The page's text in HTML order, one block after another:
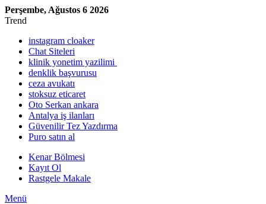
Perşembe, Ağustos 6 2026
Trend
instagram cloaker
Chat Siteleri
klinik yonetim yazilimi
denklik başvurusu
ceza avukatı
stoksuz eticaret
Oto Serkan ankara
Antalya iş ilanları
Güvenilir Tez Yazdırma
Puro satın al
Kenar Bölmesi
Kayıt Ol
Rastgele Makale
Menü